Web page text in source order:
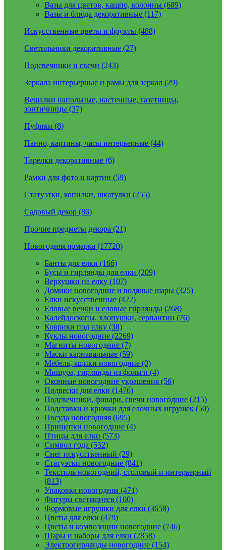
Вазы для цветов, кашпо, колонны (689)
Вазы и блюда декоративные (117)
Искусственные цветы и фрукты (488)
Светильники декоративные (27)
Подсвечники и свечи (243)
Зеркала интерьерные и рамы для зеркал (29)
Вешалки напольные, настенные, газетницы,
зонтичницы (37)
Пуфики (8)
Панно, картины, часы интерьерные (44)
Тарелки декоративные (6)
Рамки для фото и картин (59)
Статуэтки, копилки, шкатулки (255)
Садовый декор (86)
Прочие предметы декора (21)
Новогодняя ярмарка (17720)
Банты для елки (166)
Бусы и гирлянды для елки (209)
Верхушки на елку (107)
Домики новогодние и водяные шары (325)
Елки искусственные (422)
Еловые венки и еловые гирлянды (268)
Калейдоскопы, хлопушки, серпантин (76)
Коврики под елку (38)
Куклы новогодние (2269)
Магниты новогодние (7)
Маски карнавальные (59)
Мебель, ящики новогодние (0)
Мишура, гирлянды из фольги (4)
Оконные новогодние украшения (56)
Подвески для елки (1476)
Подсвечники, фонари, свечи новогодние (215)
Подставки и крючки для елочных игрушек (50)
Посуда новогодняя (695)
Прищепки новогодние (4)
Птицы для елки (573)
Символ года (552)
Снег искусственный (29)
Статуэтки новогодние (841)
Текстиль новогодний, столовый и интерьерный
(813)
Упаковка новогодняя (471)
Фигуры светящиеся (100)
Формовые игрушки для елки (3658)
Цветы для елки (479)
Цветы и композиции новогодние (746)
Шары и наборы для елки (2858)
Электрогирлянды новогодние (154)